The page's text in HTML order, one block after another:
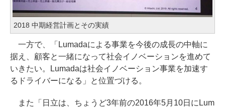
2018 中期経営計画とその実績
一方で、「Lumadaによる事業を今後の成長の中軸に
据え、顧客と一緒になって社会イノベーションを進めて
いきたい。Lumadaは社会イノベーション事業を加速す
るドライバーになる」と位置づける。
また「日立は、ちょうど3年前の2016年5月10日にLum